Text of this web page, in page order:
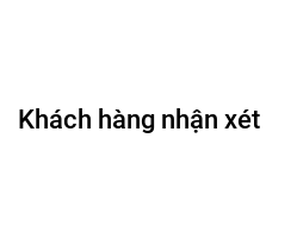
Khách hàng nhận xét